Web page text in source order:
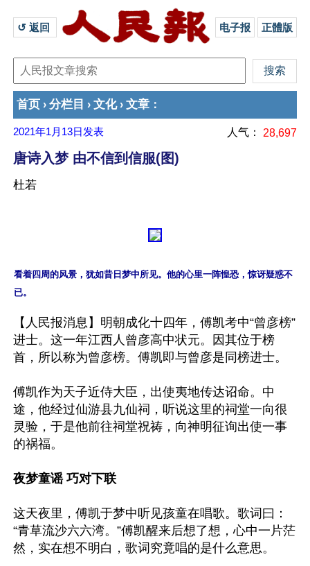
↺ 返回 电子报 正體版
首页 › 分栏目 › 文化› 文章 ：
2021年1月13日 发表 人气： 28,697
唐诗入梦 由不信到信服(图)
杜若
看着四周的风景，犹如昔日梦中所见。他的心里一阵惶恐，惊讶疑惑不
【人民报消息】明朝成化十四年，傅凯考中“曾彦榜”
进士。这一年江西人曾彦高中状元。因其位于榜
首，所以称为曾彦榜。傅凯即与曾彦是同榜进士。
傅凯作为天子近侍大臣，出使夷地传达诏命。中
途，他经过仙游县九仙祠，听说这里的祠堂一向很
灵验，于是他前往祠堂祝祷，向神明征询出使一事
的祸福。
夜梦童谣 巧对下联
这天夜里，傅凯于梦中听见孩童在唱歌。歌词曰：
“青草流沙六六湾。”傅凯醒来后想了想，心中一片茫
然，实在想不明白，歌词究竟唱的是什么意思。